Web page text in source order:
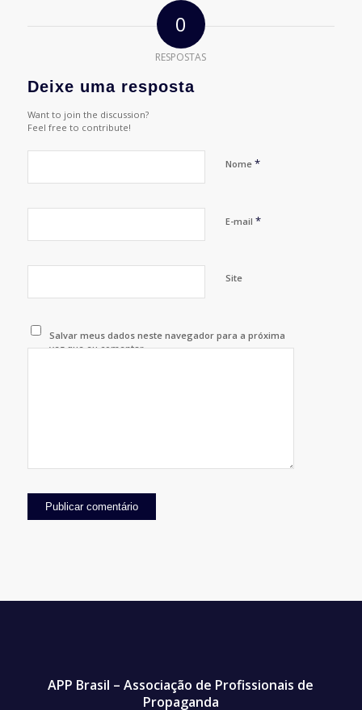
0
RESPOSTAS
Deixe uma resposta
Want to join the discussion?
Feel free to contribute!
Nome *
E-mail *
Site
Salvar meus dados neste navegador para a próxima
vez que eu comentar.
APP Brasil – Associação de Profissionais de
Propaganda